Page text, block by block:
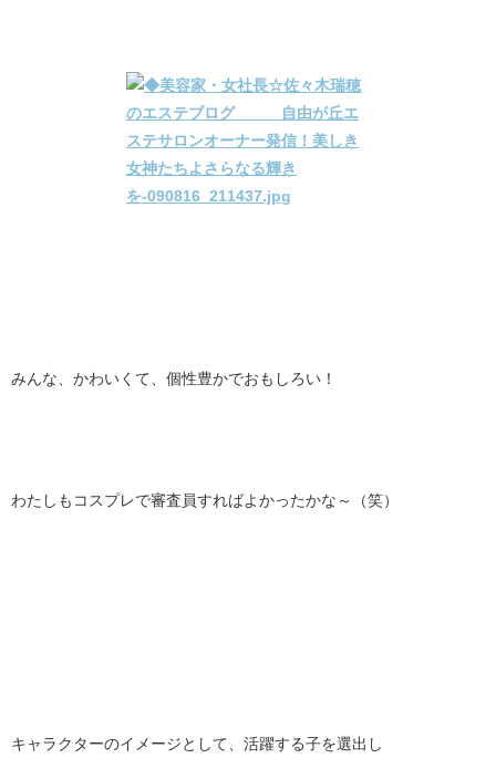
みんな、かわいくて、個性豊かでおもしろい！
わたしもコスプレで審査員すればよかったかな～（笑）
キャラクターのイメージとして、活躍する子を選出し